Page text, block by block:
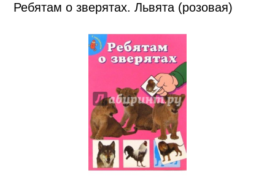
Ребятам о зверятах. Львята (розовая)